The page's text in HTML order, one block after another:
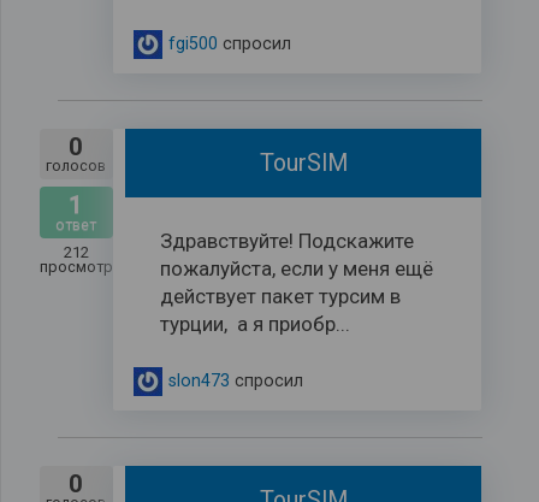
fgi500 спросил
0
голосов
1
ответ
212
просмотров
TourSIM
Здравствуйте! Подскажите
пожалуйста, если у меня ещё
действует пакет турсим в
турции, а я приобр...
slon473 спросил
0